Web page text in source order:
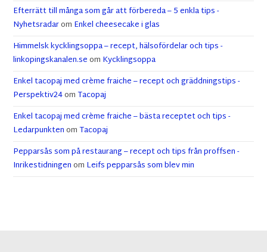
Efterrätt till många som går att förbereda – 5 enkla tips -
Nyhetsradarom Enkel cheesecake i glas
Himmelsk kycklingsoppa – recept, hälsofördelar och tips -
linkopingskanalen.seom Kycklingsoppa
Enkel tacopaj med crème fraiche – recept och gräddningstips -
Perspektiv24omTacopaj
Enkel tacopaj med crème fraiche – bästa receptet och tips -
LedarpunktenomTacopaj
Pepparsås som på restaurang – recept och tips från proffsen -
Inrikestidningenom Leifs pepparsås som blev min